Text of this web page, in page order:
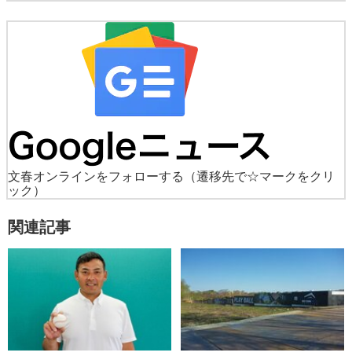
文春オンラインをフォローする
（遷移先で☆マークをクリ
ック）
関連記事